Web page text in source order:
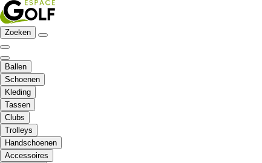
Zoeken
Ballen
Schoenen
Kleding
Tassen
Clubs
Trolleys
Handschoenen
Accessoires